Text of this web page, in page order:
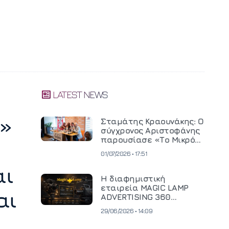
LATEST NEWS
Σταμάτης Κραουνάκης: Ο
σύγχρονος Αριστοφάνης
παρουσίασε «Το Μικρό
01/07/2026 • 17:51
Η διαφημιστική
εταιρεία MAGIC LAMP
ADVERTISING 360
κινηματογραφική
29/06/2026 • 14:09